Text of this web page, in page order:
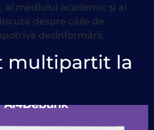
ai mediului academic și ai
despre căile de
dezinformării.
multipartit la